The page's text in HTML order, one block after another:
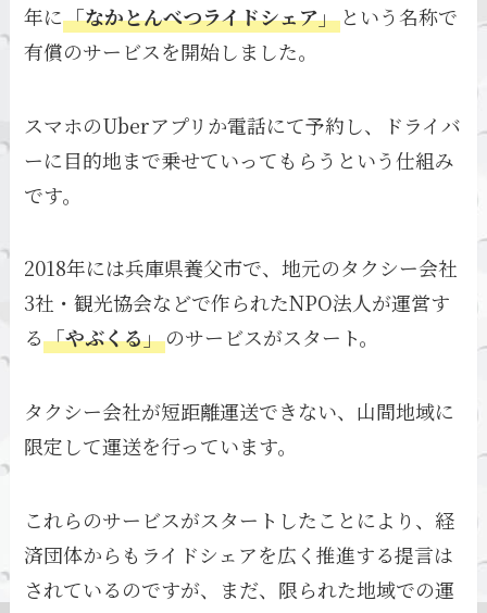
年に「なかとんべつライドシェア」 という名称で
有償のサービスを開始しました。
スマホのUberアプリか電話にて予約し、ドライバ
ーに目的地まで乗せていってもらうという仕組み
です。
2018年には兵庫県養父市で、地元のタクシー会社
3社・観光協会などで作られたNPO法人が運営す
る「やぶくる」のサービスがスタート。
タクシー会社が短距離運送できない、山間地域に
限定して運送を行っています。
これらのサービスがスタートしたことにより、経
済団体からもライドシェアを広く推進する提言は
されているのですが、まだ、限られた地域での運